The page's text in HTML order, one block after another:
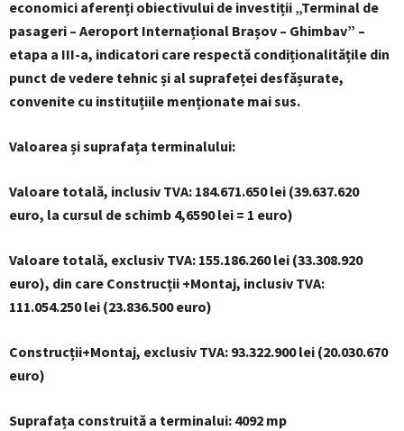
economici aferenți obiectivului de investiții „Terminal de
pasageri – Aeroport Internațional Brașov – Ghimbav” –
etapa a III-a, indicatori care respectă condiționalitățile din
punct de vedere tehnic și al suprafeței desfășurate,
convenite cu instituțiile menționate mai sus.
Valoarea și suprafața terminalului:
Valoare totală, inclusiv TVA: 184.671.650 lei (39.637.620
euro, la cursul de schimb 4,6590 lei = 1 euro)
Valoare totală, exclusiv TVA: 155.186.260 lei (33.308.920
euro), din care Construcții +Montaj, inclusiv TVA:
111.054.250 lei (23.836.500 euro)
Construcții+Montaj, exclusiv TVA: 93.322.900 lei (20.030.670
euro)
Suprafața construită a terminalui: 4092 mp